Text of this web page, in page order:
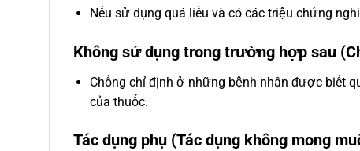
Nếu sử dụng quá liều và có các triệu chứng
Không sử dụng trong trường hợp sau
Chống chỉ định ở những bệnh nhân được biết
của thuốc.
Tác dụng phụ (Tác dụng không mong